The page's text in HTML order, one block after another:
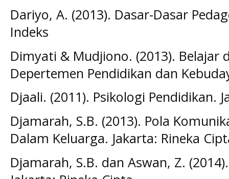
Dariyo, A. (2013). Dasar-Dasar
Indeks
Dimyati & Mudjiono. (2013). Belajar
Depertemen Pendidikan dan
Djaali. (2011). Psikologi Pendidikan.
Djamarah, S.B. (2013). Pola
Dalam Keluarga. Jakarta: Rineka
Djamarah, S.B. dan Aswan, Z.